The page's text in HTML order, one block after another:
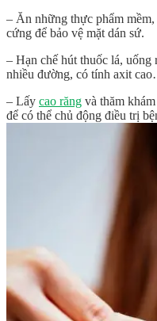
– Ăn những thực phẩm
cứng để bảo vệ mặt dán sứ.
– Hạn chế hút thuốc lá,
nhiều đường, có tính axit
– Lấy cao răng và thăm
để có thể chủ động điều trị